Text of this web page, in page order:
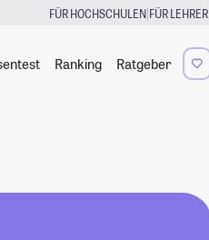
FÜR HOCHSCHULEN|FÜR LEHRER
Ranking Ratgeber